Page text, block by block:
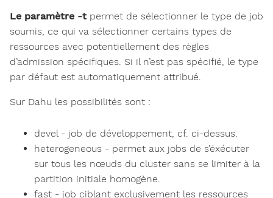
Le paramètre -t permet de sélectionner le type de job
soumis, ce qui va sélectionner certains types de
ressources avec potentiellement des règles
d’admission spécifiques. Si il n’est pas spécifié, le type
par défaut est automatiquement attribué.
Sur Dahu les possibilités sont :
devel - job de développement, cf. ci-dessus.
heterogeneous - permet aux jobs de s’éxécuter
sur tous les nœuds du cluster sans se limiter à la
partition initiale homogène.
fast - job ciblant exclusivement les ressources